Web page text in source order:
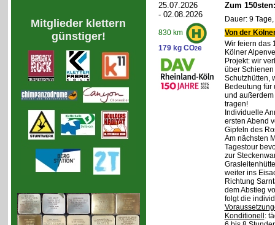
Mitglieder klettern
günstiger!
25.07.2026
- 02.08.2026
830 km
179 kg CO2e
Zum
Dauer: 9
Von der
Wir feiern das
Kölner
Projekt: wir
über
Schutzhütten,
Bedeutung
und
tragen!
Individuelle
ersten Abend
Gipfeln des
Am nächsten
Tagestour
zur
weiter ins
Richtung
dem Abstieg
folgt die
Konditionell :